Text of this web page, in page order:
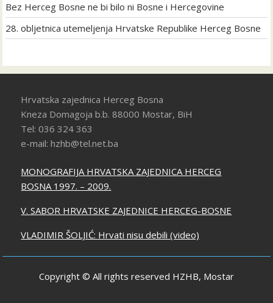
Bez Herceg Bosne ne bi bilo ni Bosne i Hercegovine
28. obljetnica utemeljenja Hrvatske Republike Herceg Bosne
Hrvatska zajednica Herceg Bosna
Kneza Domagoja b.b. 88000 Mostar, BiH
Tel: 036 324 363
e-mail: hzhb@tel.net.ba
MONOGRAFIJA HRVATSKA ZAJEDNICA HERCEG
BOSNA 1997. – 2009.
V. SABOR HRVATSKE ZAJEDNICE HERCEG-BOSNE
VLADIMIR ŠOLJIĆ: Hrvati nisu debili (video)
Copyright © All rights reserved HZHB, Mostar